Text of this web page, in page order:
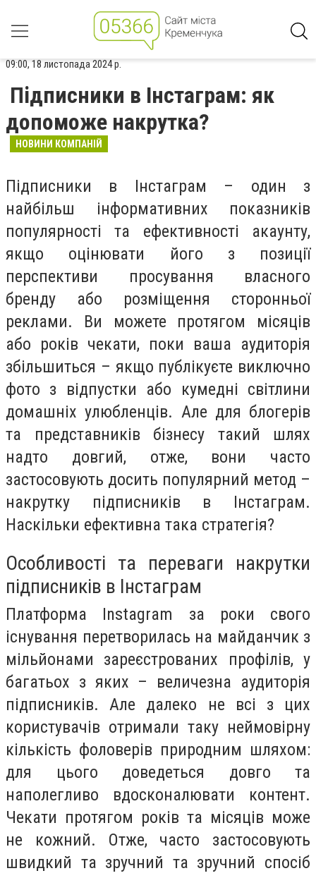
09:00, 18 листопада 2024 р.
Підписники в Інстаграм: як
допоможе накрутка?
НОВИНИ КОМПАНІЙ
Підписники в Інстаграм – один з
найбільш інформативних показників
популярності та ефективності акаунту,
якщо оцінювати його з позиції
перспективи просування власного
бренду або розміщення сторонньої
реклами. Ви можете протягом місяців
або років чекати, поки ваша аудиторія
збільшиться – якщо публікуєте виключно
фото з відпустки або кумедні світлини
домашніх улюбленців. Але для блогерів
та представників бізнесу такий шлях
надто довгий, отже, вони часто
застосовують досить популярний метод –
накрутку підписників в Інстаграм.
Наскільки ефективна така стратегія?
Особливості та переваги накрутки
підписників в Інстаграм
Платформа Instagram за роки свого
існування перетворилась на майданчик з
мільйонами зареєстрованих профілів, у
багатьох з яких – величезна аудиторія
підписників. Але далеко не всі з цих
користувачів отримали таку неймовірну
кількість фоловерів природним шляхом:
для цього доведеться довго та
наполегливо вдосконалювати контент.
Чекати протягом років та місяців може
не кожний. Отже, часто застосовують
швидкий та зручний та зручний спосіб